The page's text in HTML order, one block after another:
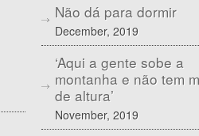
Não dá para dormir
December, 2019
‘Aqui a gente sobe a
montanha e não tem
de altura’
November, 2019